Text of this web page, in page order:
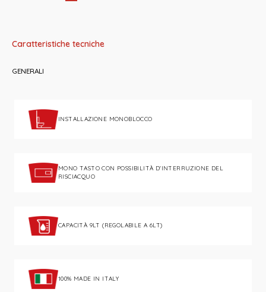
Caratteristiche tecniche
GENERALI
INSTALLAZIONE MONOBLOCCO
MONO TASTO CON POSSIBILITÀ D'INTERRUZIONE DEL
RISCIACQUO
CAPACITÀ 9LT (REGOLABILE A 6LT)
100% MADE IN ITALY